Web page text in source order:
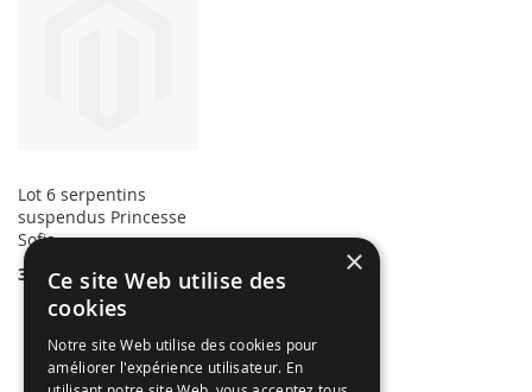
Lot 6 serpentins
suspendus Princesse
Sofia
3,99 €
×
Ce site Web utilise des
cookies
Notre site Web utilise des cookies pour
améliorer l'expérience utilisateur. En